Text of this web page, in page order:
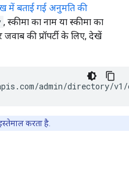
में बताई गई अनुमति की
, स्कीमा का नाम या स्कीमा का
की प्रॉपर्टी के लिए, देखें
admin/directory/v1/
करता है.